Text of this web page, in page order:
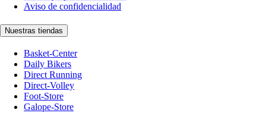
Aviso de confidencialidad
Nuestras tiendas
Basket-Center
Daily Bikers
Direct Running
Direct-Volley
Foot-Store
Galope-Store